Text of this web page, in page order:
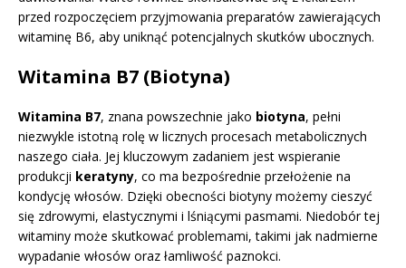
przed rozpoczęciem przyjmowania preparatów zawierających
witaminę B6, aby uniknąć potencjalnych skutków ubocznych.
Witamina B7 (Biotyna)
Witamina B7, znana powszechnie jako biotyna, pełni
niezwykle istotną rolę w licznych procesach metabolicznych
naszego ciała. Jej kluczowym zadaniem jest wspieranie
produkcji keratyny, co ma bezpośrednie przełożenie na
kondycję włosów. Dzięki obecności biotyny możemy cieszyć
się zdrowymi, elastycznymi i lśniącymi pasmami. Niedobór tej
witaminy może skutkować problemami, takimi jak nadmierne
wypadanie włosów oraz łamliwość paznokci.